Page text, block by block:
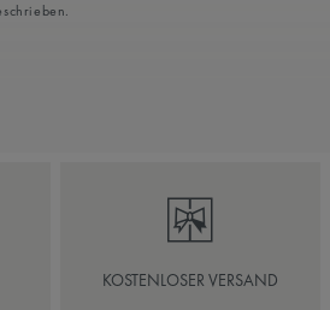
KOSTENLOSER VERSAND